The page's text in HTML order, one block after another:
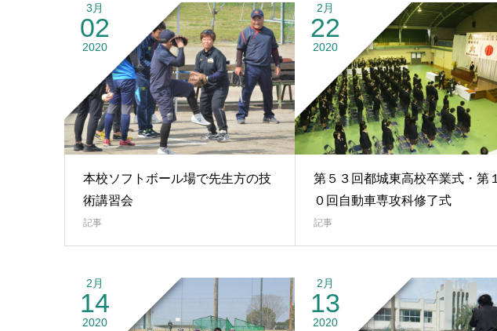
3月
02
2020
本校ソフトボール場で先生方の技
術講習会
記事
2月
22
2020
第５３回都城東高校卒業式・第１
０回自動車専攻科修了式
記事
2月
14
2020
2月
13
2020